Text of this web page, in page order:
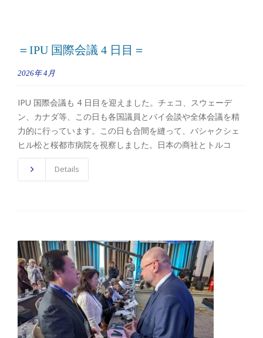
＝IPU 国際会議 4 日目＝
2026年 4月
IPU 国際会議も 4 日目を迎えました。チェコ、スウェーデ
ン、カナダ等、この日も各国議員とバイ会談や全体会議を精
力的に行っています。この日も合間を縫って、バシャクシェ
ヒル松と桜都市病院を視察しました。日本の商社とトルコ
Details